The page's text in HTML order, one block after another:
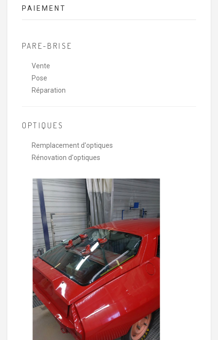
PAIEMENT
PARE-BRISE
Vente
Pose
Réparation
OPTIQUES
Remplacement d'optiques
Rénovation d'optiques